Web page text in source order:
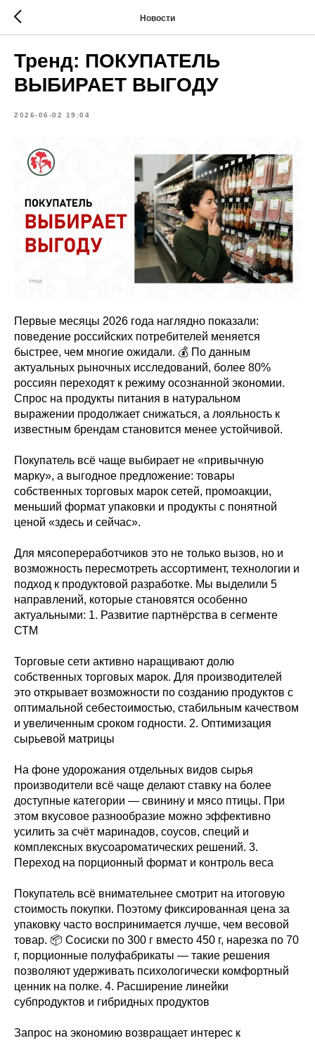
Новости
Тренд: ПОКУПАТЕЛЬ
ВЫБИРАЕТ ВЫГОДУ
2026-06-02 19:04
Первые месяцы 2026 года наглядно показали:
поведение российских потребителей меняется
быстрее, чем многие ожидали. 💰 По данным
актуальных рыночных исследований, более 80%
россиян переходят к режиму осознанной экономии.
Спрос на продукты питания в натуральном
выражении продолжает снижаться, а лояльность к
известным брендам становится менее устойчивой.
Покупатель всё чаще выбирает не «привычную
марку», а выгодное предложение: товары
собственных торговых марок сетей, промоакции,
меньший формат упаковки и продукты с понятной
ценой «здесь и сейчас».
Для мясопереработчиков это не только вызов, но и
возможность пересмотреть ассортимент, технологии и
подход к продуктовой разработке. Мы выделили 5
направлений, которые становятся особенно
актуальными: 1. Развитие партнёрства в сегменте
СТМ
Торговые сети активно наращивают долю
собственных торговых марок. Для производителей
это открывает возможности по созданию продуктов с
оптимальной себестоимостью, стабильным качеством
и увеличенным сроком годности. 2. Оптимизация
сырьевой матрицы
На фоне удорожания отдельных видов сырья
производители всё чаще делают ставку на более
доступные категории — свинину и мясо птицы. При
этом вкусовое разнообразие можно эффективно
усилить за счёт маринадов, соусов, специй и
комплексных вкусоароматических решений. 3.
Переход на порционный формат и контроль веса
Покупатель всё внимательнее смотрит на итоговую
стоимость покупки. Поэтому фиксированная цена за
упаковку часто воспринимается лучше, чем весовой
товар. 📦 Сосиски по 300 г вместо 450 г, нарезка по 70
г, порционные полуфабрикаты — такие решения
позволяют удерживать психологически комфортный
ценник на полке. 4. Расширение линейки
субпродуктов и гибридных продуктов
Запрос на экономию возвращает интерес к